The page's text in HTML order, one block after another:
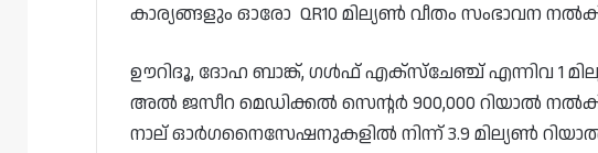
കാര്യങ്ങളും ഓരോ QR10 മില്യൺ വീതം സംഭാവന
ഊറിദൂ, ദോഹ ബാങ്ക്, ഗൾഫ് എക്‌സ്‌ചേഞ്ച് എന്നിവ 1
അൽ ജസീറ മെഡിക്കൽ സെന്റർ 900,000 റിയാൽ
നാല് ഓർഗനൈസേഷനുകളിൽ നിന്ന് 3.9 മില്യൺ